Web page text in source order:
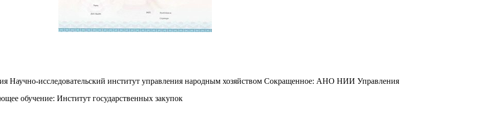
Научно-исследовательский институт управления народным хозяйством Сокращенное: АНО НИИ Управления
обучение: Институт государственных закупок